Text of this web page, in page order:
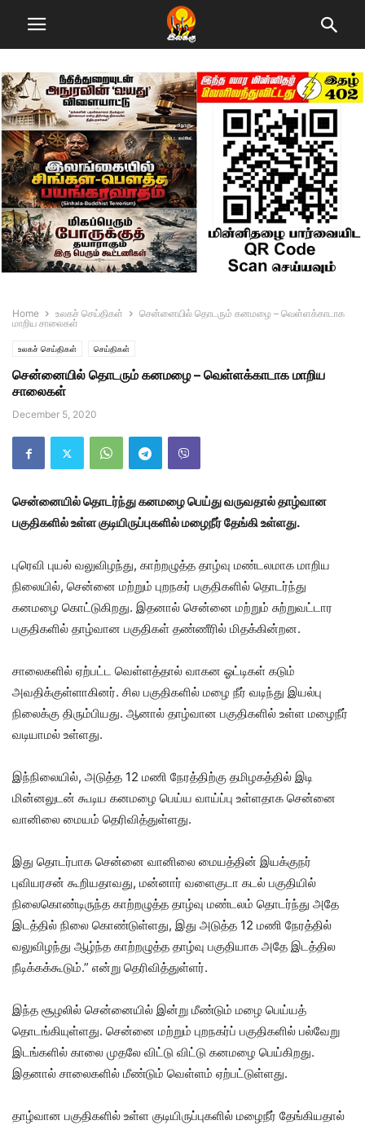
Home உலகச் செய்திகள்
சென்னையில் தொடரும் கனமழை – வெள்ளக்காடாக
மாறிய சாலைகள்
உலகச் செய்திகள் செய்திகள்
சென்னையில் தொடரும் கனமழை – வெள்ளக்காடாக மாறிய
சாலைகள்
December 5, 2020
சென்னையில் தொடர்ந்து கனமழை பெய்து வருவதால் தாழ்வான
பகுதிகளில் உள்ள குடியிருப்புகளில் மழைநீர் தேங்கி உள்ளது.
புரெவி புயல் வலுவிழந்து, காற்றழுத்த தாழ்வு மண்டலமாக மாறிய
நிலையில், சென்னை மற்றும் புறநகர் பகுதிகளில் தொடர்ந்து
கனமழை கொட்டுகிறது. இதனால் சென்னை மற்றும் சுற்றுவட்டார
பகுதிகளில் தாழ்வான பகுதிகள் தண்ணீரில் மிதக்கின்றன.
சாலைகளில் ஏற்பட்ட வெள்ளத்தால் வாகன ஓட்டிகள் கடும்
அவதிக்குள்ளாகினர். சில பகுதிகளில் மழை நீர் வடிந்து இயல்பு
நிலைக்கு திரும்பியது. ஆனால் தாழ்வான பகுதிகளில் உள்ள மழைநீர்
வடியாமல் உள்ளது.
இந்நிலையில், அடுத்த 12 மணி நேரத்திற்கு தமிழகத்தில் இடி
மின்னலுடன் கூடிய கனமழை பெய்ய வாய்ப்பு உள்ளதாக சென்னை
வானிலை மையம் தெரிவித்துள்ளது.
இது தொடர்பாக சென்னை வானிலை மையத்தின் இயக்குநர்
புவியரசன் கூறியதாவது, மன்னார் வளைகுடா கடல் பகுதியில்
நிலைகொண்டிருந்த காற்றழுத்த தாழ்வு மண்டலம் தொடர்ந்து அதே
இடத்தில் நிலை கொண்டுள்ளது, இது அடுத்த 12 மணி நேரத்தில்
வலுவிழந்து ஆழ்ந்த காற்றழுத்த தாழ்வு பகுதியாக அதே இடத்தில
நீடிக்கக்கூடும்.” என்று தெரிவித்துள்ளர்.
இந்த சூழலில் சென்னையில் இன்று மீண்டும் மழை பெய்யத்
தொடங்கியுள்ளது. சென்னை மற்றும் புறநகர்ப் பகுதிகளில் பல்வேறு
இடங்களில் காலை முதலே விட்டு விட்டு கனமழை பெய்கிறது.
இதனால் சாலைகளில் மீண்டும் வெள்ளம் ஏற்பட்டுள்ளது.
தாழ்வான பகுதிகளில் உள்ள குடியிருப்புகளில் மழைநீர் தேங்கியதால்